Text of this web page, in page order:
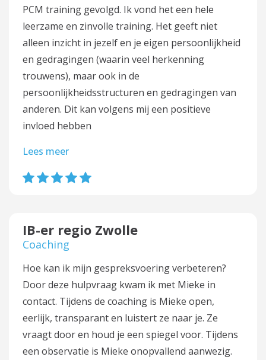
PCM training gevolgd. Ik vond het een hele
leerzame en zinvolle training. Het geeft niet
alleen inzicht in jezelf en je eigen persoonlijkheid
en gedragingen (waarin veel herkenning
trouwens), maar ook in de
persoonlijkheidsstructuren en gedragingen van
anderen. Dit kan volgens mij een positieve
invloed hebben
Lees meer
IB-er regio Zwolle
Coaching
Hoe kan ik mijn gespreksvoering verbeteren?
Door deze hulpvraag kwam ik met Mieke in
contact. Tijdens de coaching is Mieke open,
eerlijk, transparant en luistert ze naar je. Ze
vraagt door en houd je een spiegel voor. Tijdens
een observatie is Mieke onopvallend aanwezig.